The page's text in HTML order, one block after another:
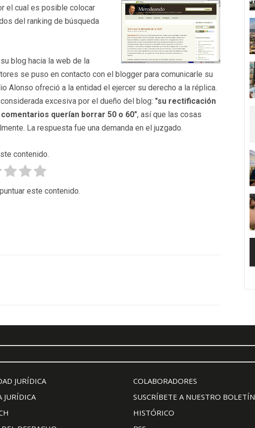
el cual es posible colocar
del ranking de búsqueda
blog hacia la web de la
se puso en contacto con el blogger para comunicarle su
Alonso ofreció a la entidad el ejercer su derecho a la réplica.
excesiva por el dueño del blog: "su rectificación
comentarios querían borrar 50 o 60", así que las cosas
La respuesta fue una demanda en el juzgado.
contenido.
este contenido.
JURÍDICA
JURÍDICA
COLABORADORES
SUSCRÍBETE A NUESTRO BOLETÍN
HISTÓRICO